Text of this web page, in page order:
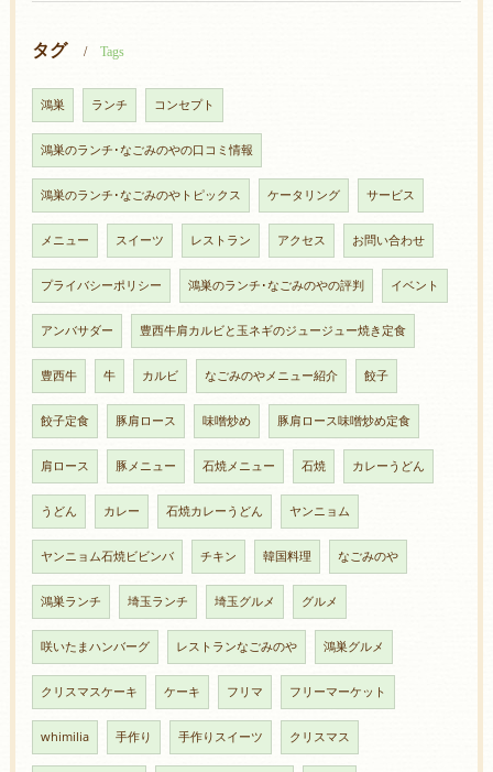
タグ Tags
鴻巣 ランチ コンセプト
鴻巣のランチ･なごみのやの口コミ情報
鴻巣のランチ･なごみのやトピックス ケータリング サービス
メニュー スイーツ レストラン アクセス お問い合わせ
プライバシーポリシー 鴻巣のランチ･なごみのやの評判 イベント
アンバサダー 豊西牛肩カルビと玉ネギのジュージュー焼き定食
豊西牛 牛 カルビ なごみのやメニュー紹介 餃子
餃子定食 豚肩ロース 味噌炒め 豚肩ロース味噌炒め定食
肩ロース 豚メニュー 石焼メニュー 石焼 カレーうどん
うどん カレー 石焼カレーうどん ヤンニョム
ヤンニョム石焼ビビンバ チキン 韓国料理 なごみのや
鴻巣ランチ 埼玉ランチ 埼玉グルメ グルメ
咲いたまハンバーグ レストランなごみのや 鴻巣グルメ
クリスマスケーキ ケーキ フリマ フリーマーケット
whimilia 手作り 手作りスイーツ クリスマス